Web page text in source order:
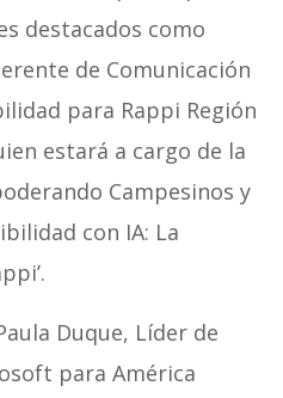
destacados como
de Comunicación
para Rappi Región
estará a cargo de la
Campesinos y
con IA: La
Duque, Líder de
para América